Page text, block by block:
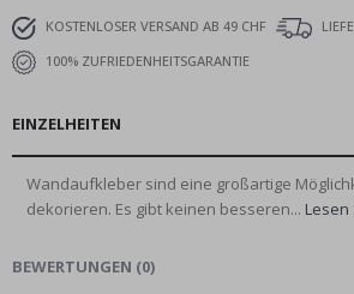
KOSTENLOSER VERSAND AB 49 CHF
100% ZUFRIEDENHEITSGARANTIE
EINZELHEITEN
Wandaufkleber sind eine großartige
dekorieren. Es gibt keinen besseren... Lesen
BEWERTUNGEN (0)